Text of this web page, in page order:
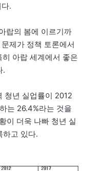
.
랍의 봄에 이르기까
제가 정책 토론에서
아랍 세계에서 좋은
.
청년 실업률이 2012
는 26.4%라는 것을
이 더욱 나빠 청년 실
하고 있다.